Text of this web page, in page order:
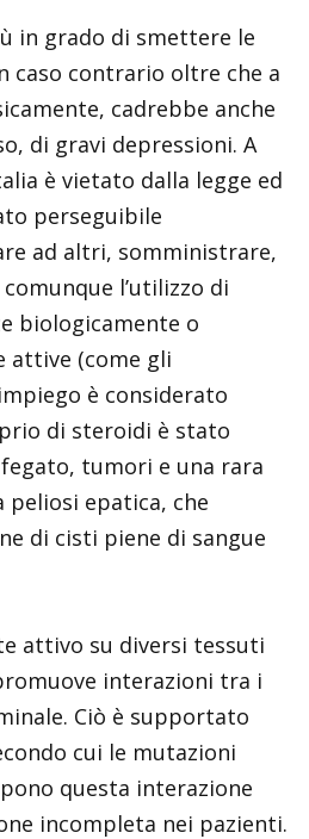
in grado di smettere le
caso contrario oltre che a
cadrebbe anche
di gravi depressioni. A
è vietato dalla legge ed
perseguibile
ad altri, somministrare,
l’utilizzo di
biologicamente o
attive (come gli
è considerato
di steroidi è stato
tumori e una rara
peliosi epatica, che
di cisti piene di sangue
attivo su diversi tessuti
interazioni tra i
Ciò è supportato
cui le mutazioni
questa interazione
incompleta nei pazienti.